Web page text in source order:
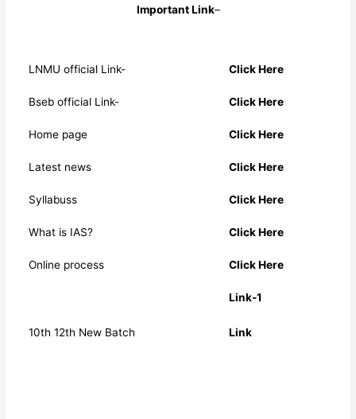
Important Link–
LNMU official Link- Click Here
Bseb official Link- Click Here
Home page Click Here
Latest news Click Here
Syllabuss Click Here
What is IAS? Click Here
Online process Click Here
10th 12th New Batch
Link-1
Link